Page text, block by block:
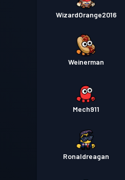
WizardOrange2016
Weinerman
Mech911
Ronaldreagan